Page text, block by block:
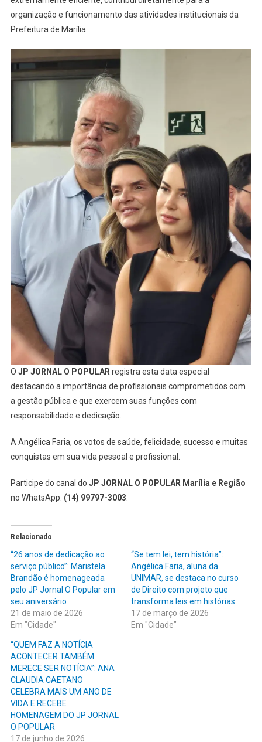
organização e funcionamento das atividades institucionais da
Prefeitura de Marília.
O JP JORNAL O POPULAR registra esta data especial
destacando a importância de profissionais comprometidos com
a gestão pública e que exercem suas funções com
responsabilidade e dedicação.
A Angélica Faria, os votos de saúde, felicidade, sucesso e muitas
conquistas em sua vida pessoal e profissional.
Participe do canal do JP JORNAL O POPULAR Marília e Região
no WhatsApp: (14) 99797-3003
Relacionado
“26 anos de dedicação ao
serviço público”: Maristela
Brandão é homenageada
pelo JP Jornal O Popular em
seu aniversário
21 de maio de 2026
Em "Cidade"
“Se tem lei, tem história”:
Angélica Faria, aluna da
UNIMAR, se destaca no curso
de Direito com projeto que
transforma leis em histórias
17 de março de 2026
Em "Cidade"
“QUEM FAZ A NOTÍCIA
ACONTECER TAMBÉM
MERECE SER NOTÍCIA”: ANA
CLAUDIA CAETANO
CELEBRA MAIS UM ANO DE
VIDA E RECEBE
HOMENAGEM DO JP JORNAL
O POPULAR
17 de junho de 2026